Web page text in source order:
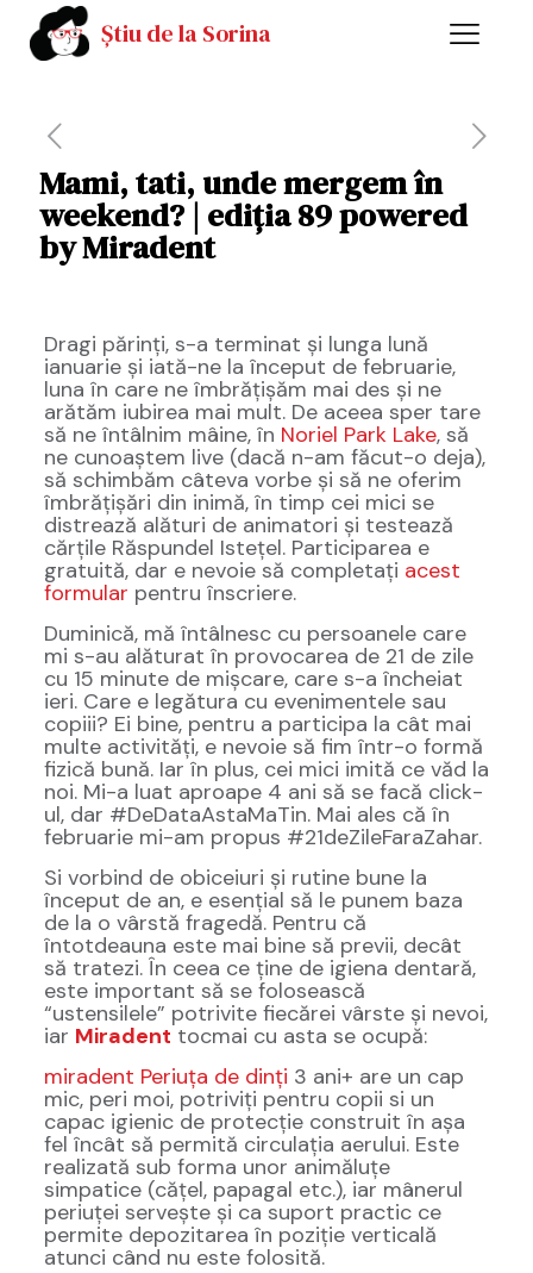
Știu de la Sorina
Mami, tati, unde mergem în
weekend? | ediția 89 powered
by Miradent
Dragi părinți, s-a terminat și lunga lună
ianuarie și iată-ne la început de februarie,
luna în care ne îmbrățișăm mai des și ne
arătăm iubirea mai mult. De aceea sper tare
să ne întâlnim mâine, în Noriel Park Lake, să
ne cunoaștem live (dacă n-am făcut-o deja),
să schimbăm câteva vorbe și să ne oferim
îmbrățișări din inimă, în timp cei mici se
distrează alături de animatori și testează
cărțile Răspundel Istețel. Participarea e
gratuită, dar e nevoie să completați acest
formular pentru înscriere.
Duminică, mă întâlnesc cu persoanele care
mi s-au alăturat în provocarea de 21 de zile
cu 15 minute de mișcare, care s-a încheiat
ieri. Care e legătura cu evenimentele sau
copiii? Ei bine, pentru a participa la cât mai
multe activități, e nevoie să fim într-o formă
fizică bună. Iar în plus, cei mici imită ce văd la
noi. Mi-a luat aproape 4 ani să se facă click-
ul, dar #DeDataAstaMaTin. Mai ales că în
februarie mi-am propus #21deZileFaraZahar.
Si vorbind de obiceiuri și rutine bune la
început de an, e esențial să le punem baza
de la o vârstă fragedă. Pentru că
întotdeauna este mai bine să previi, decât
să tratezi. În ceea ce ține de igiena dentară,
este important să se folosească
“ustensilele” potrivite fiecărei vârste și nevoi,
iar Miradent tocmai cu asta se ocupă:
miradent Periuța de dinți 3 ani+ are un cap
mic, peri moi, potriviți pentru copii si un
capac igienic de protecție construit în așa
fel încât să permită circulația aerului. Este
realizată sub forma unor animăluțe
simpatice (cățel, papagal etc.), iar mânerul
periuței servește și ca suport practic ce
permite depozitarea în poziție verticală
atunci când nu este folosită.